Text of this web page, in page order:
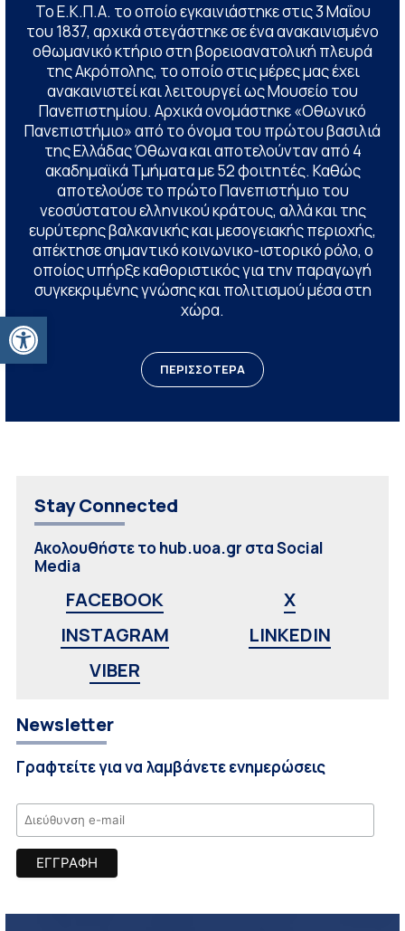
Ανοίξτε τη γραμμή εργαλείων
Το Ε.Κ.Π.Α. το οποίο εγκαινιάστηκε στις 3 Μαΐου
του 1837, αρχικά στεγάστηκε σε ένα ανακαινισμένο
οθωμανικό κτήριο στη βορειοανατολική πλευρά
της Ακρόπολης, το οποίο στις μέρες μας έχει
ανακαινιστεί και λειτουργεί ως Μουσείο του
Πανεπιστημίου. Αρχικά ονομάστηκε «Οθωνικό
Πανεπιστήμιο» από το όνομα του πρώτου βασιλιά
της Ελλάδας Όθωνα και αποτελούνταν από 4
ακαδημαϊκά Τμήματα με 52 φοιτητές. Καθώς
αποτελούσε το πρώτο Πανεπιστήμιο του
νεοσύστατου ελληνικού κράτους, αλλά και της
ευρύτερης βαλκανικής και μεσογειακής περιοχής,
απέκτησε σημαντικό κοινωνικο-ιστορικό ρόλο, ο
οποίος υπήρξε καθοριστικός για την παραγωγή
συγκεκριμένης γνώσης και πολιτισμού μέσα στη
χώρα.
ΠΕΡΙΣΣΟΤΕΡΑ
Stay Connected
Ακολουθήστε το hub.uoa.gr στα Social
Media
FACEBOOK
X
INSTAGRAM
LINKEDIN
VIBER
Newsletter
Γραφτείτε για να λαμβάνετε ενημερώσεις